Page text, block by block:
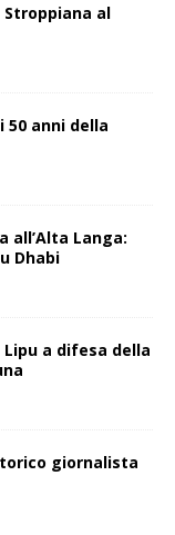
al
anni della
all’Alta Langa:
Dhabi
Lipu a difesa della
giornalista